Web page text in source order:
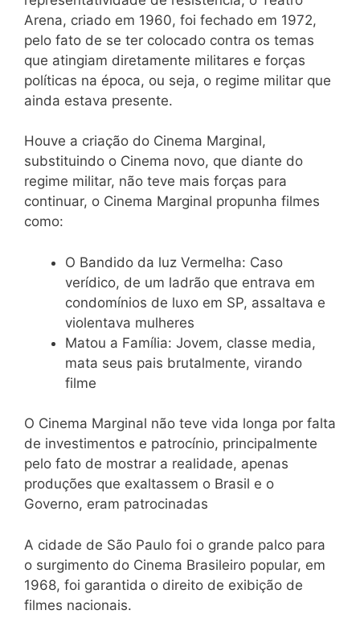
Arena, criado em 1960, foi fechado em 1972,
pelo fato de se ter colocado contra os temas
que atingiam diretamente militares e forças
políticas na época, ou seja, o regime militar que
ainda estava presente.
Houve a criação do Cinema Marginal,
substituindo o Cinema novo, que diante do
regime militar, não teve mais forças para
continuar, o Cinema Marginal propunha filmes
como:
O Bandido da luz Vermelha: Caso
verídico, de um ladrão que entrava em
condomínios de luxo em SP, assaltava e
violentava mulheres
Matou a Família: Jovem, classe media,
mata seus pais brutalmente, virando
filme
O Cinema Marginal não teve vida longa por falta
de investimentos e patrocínio, principalmente
pelo fato de mostrar a realidade, apenas
produções que exaltassem o Brasil e o
Governo, eram patrocinadas
A cidade de São Paulo foi o grande palco para
o surgimento do Cinema Brasileiro popular, em
1968, foi garantida o direito de exibição de
filmes nacionais.